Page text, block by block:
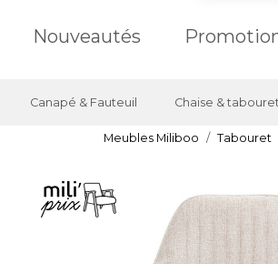
Nouveautés
Canapé & Fauteuil Chaise &
Meubles Miliboo Tabouret